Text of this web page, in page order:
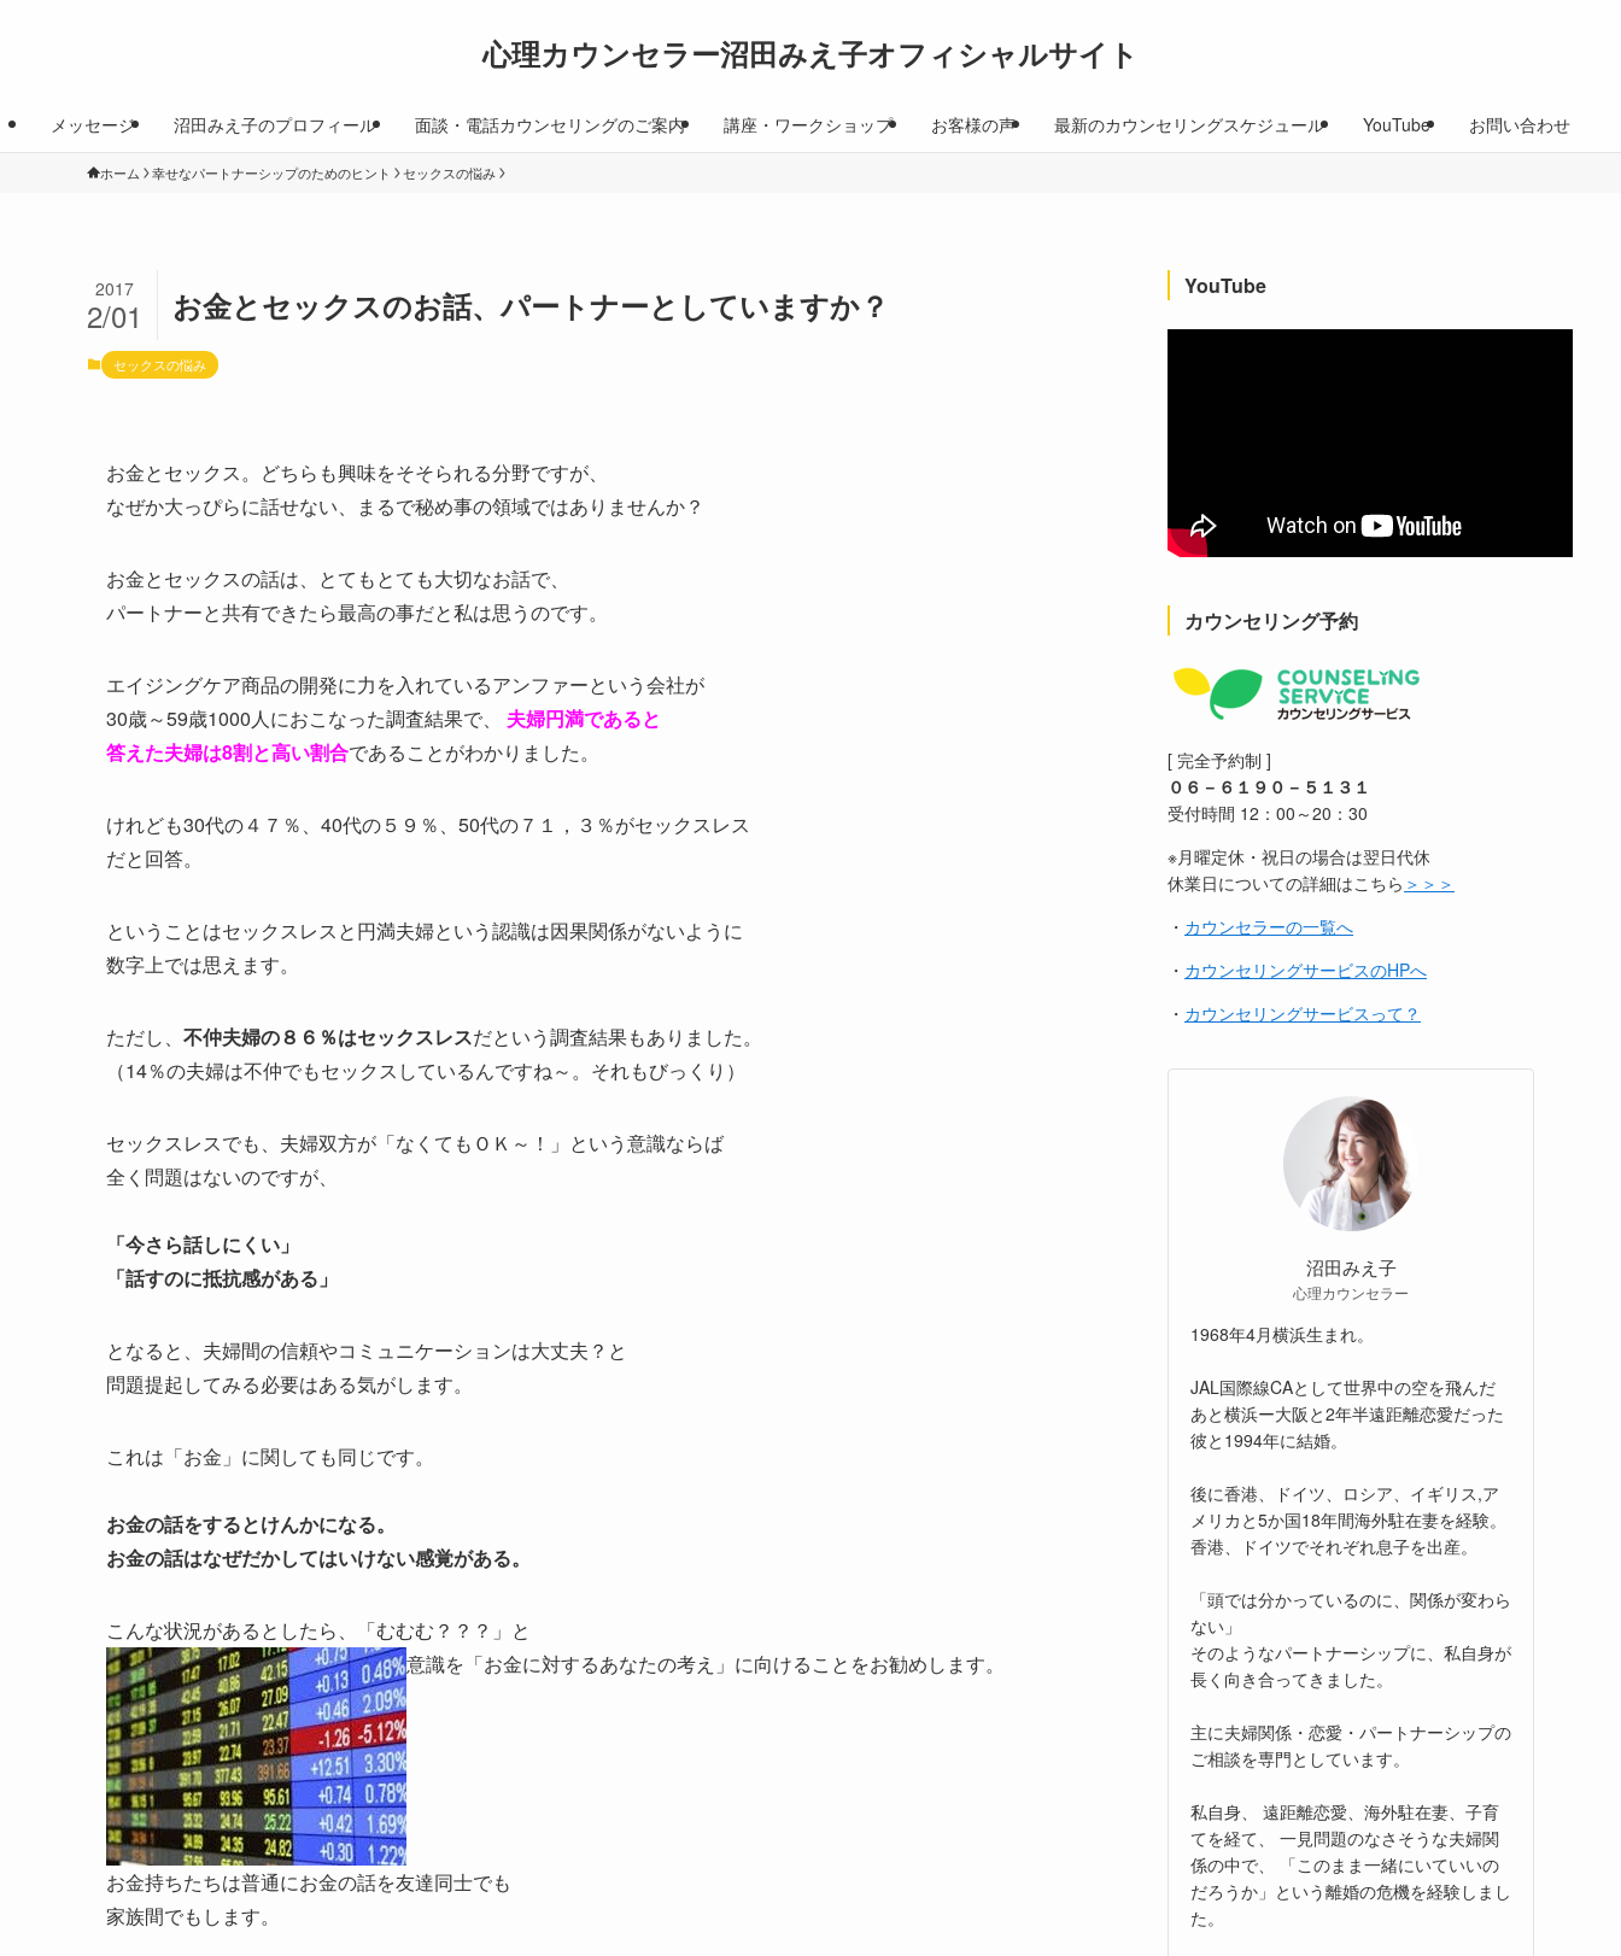
心理カウンセラー沼田みえ子オフィシャルサイト
メッセージ 沼田みえ子のプロフィール 面談・電話カウンセリングのご案内 講座・ワークショップ お客様の声 最新のカウンセリングスケジュール YouTube お問い合わせ
ホーム 幸せなパートナーシップのためのヒント セックスの悩み
お金とセックスのお話、パートナーとしていますか？
2017
2/01
セックスの悩み
お金とセックス。どちらも興味をそそられる分野ですが、
なぜか大っぴらに話せない、まるで秘め事の領域ではありませんか？
お金とセックスの話は、とてもとても大切なお話で、
パートナーと共有できたら最高の事だと私は思うのです。
エイジングケア商品の開発に力を入れているアンファーという会社が
30歳～59歳1000人におこなった調査結果で、 夫婦円満であると
答えた夫婦は8割と高い割合であることがわかりました。
けれども30代の４７％、40代の５９％、50代の７１，３％がセックスレス
だと回答。
ということはセックスレスと円満夫婦という認識は因果関係がないように
数字上では思えます。
ただし、 不仲夫婦の８６％はセックスレスだという調査結果もありました。
（14％の夫婦は不仲でもセックスしているんですね～。それもびっくり）
セックスレスでも、夫婦双方が「なくてもＯＫ～！」という意識ならば
全く問題はないのですが、
「今さら話しにくい」
「話すのに抵抗感がある」
となると、夫婦間の信頼やコミュニケーションは大丈夫？と
問題提起してみる必要はある気がします。
これは「お金」に関しても同じです。
お金の話をするとけんかになる。
お金の話はなぜだかしてはいけない感覚がある。
こんな状況があるとしたら、「むむむ？？？」と
意識を「お金に対するあなたの考え」に向けることをお勧めします。
お金持ちたちは普通にお金の話を友達同士でも
家族間でもします。
YouTube
カウンセリング予約
[ 完全予約制 ]
０６－６１９０－５１３１
受付時間 12：00～20：30
※月曜定休・祝日の場合は翌日代休
休業日についての詳細はこちら ＞＞＞
・ カウンセラーの一覧へ
・ カウンセリングサービスのHPへ
・ カウンセリングサービスって？
沼田みえ子
心理カウンセラー
1968年4月横浜生まれ。
JAL国際線CAとして世界中の空を飛んだ
あと横浜ー大阪と2年半遠距離恋愛だった
彼と1994年に結婚。
後に香港、ドイツ、ロシア、イギリス,ア
メリカと5か国18年間海外駐在妻を経験。
香港、ドイツでそれぞれ息子を出産。
「頭では分かっているのに、関係が変わら
ない」
そのようなパートナーシップに、私自身が
長く向き合ってきました。
主に夫婦関係・恋愛・パートナーシップの
ご相談を専門としています。
私自身、 遠距離恋愛、海外駐在妻、子育
てを経て、 一見問題のなさそうな夫婦関
係の中で、 「このまま一緒にいていいの
だろうか」という離婚の危機を経験しまし
た。